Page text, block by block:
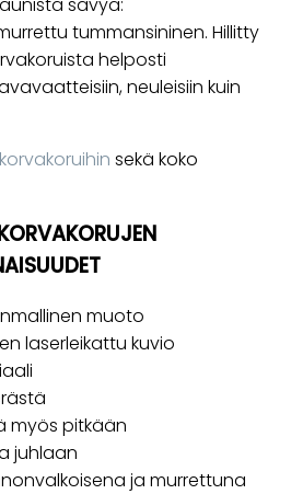
sävyä:
tummansininen. Hillitty
helposti
neuleisiin kuin
korvakoruihin sekä koko
muoto
laserleikattu kuvio
myös pitkään
juhlaan
ja murrettuna